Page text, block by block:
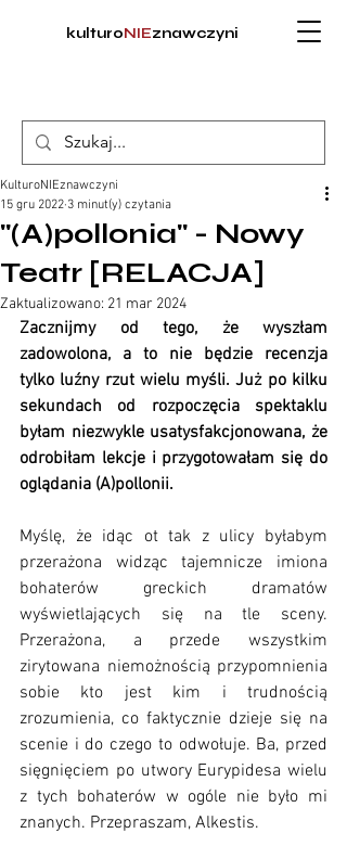
kulturoNIEznawczyni
"(A)pollonia" - Nowy
Teatr [RELACJA]
KulturoNIEznawczyni
15 gru 2022 3 minut(y) czytania
Zaktualizowano: 21 mar 2024
Zacznijmy od tego, że wyszłam
zadowolona, a to nie będzie recenzja
tylko luźny rzut wielu myśli. Już po kilku
sekundach od rozpoczęcia spektaklu
byłam niezwykle usatysfakcjonowana, że
odrobiłam lekcje i przygotowałam się do
oglądania (A)pollonii.
Myślę, że idąc ot tak z ulicy byłabym
przerażona widząc tajemnicze imiona
bohaterów greckich dramatów
wyświetlających się na tle sceny.
Przerażona, a przede wszystkim
zirytowana niemożnością przypomnienia
sobie kto jest kim i trudnością
zrozumienia, co faktycznie dzieje się na
scenie i do czego to odwołuje. Ba, przed
sięgnięciem po utwory Eurypidesa wielu
z tych bohaterów w ogóle nie było mi
znanych. Przepraszam, Alkestis.